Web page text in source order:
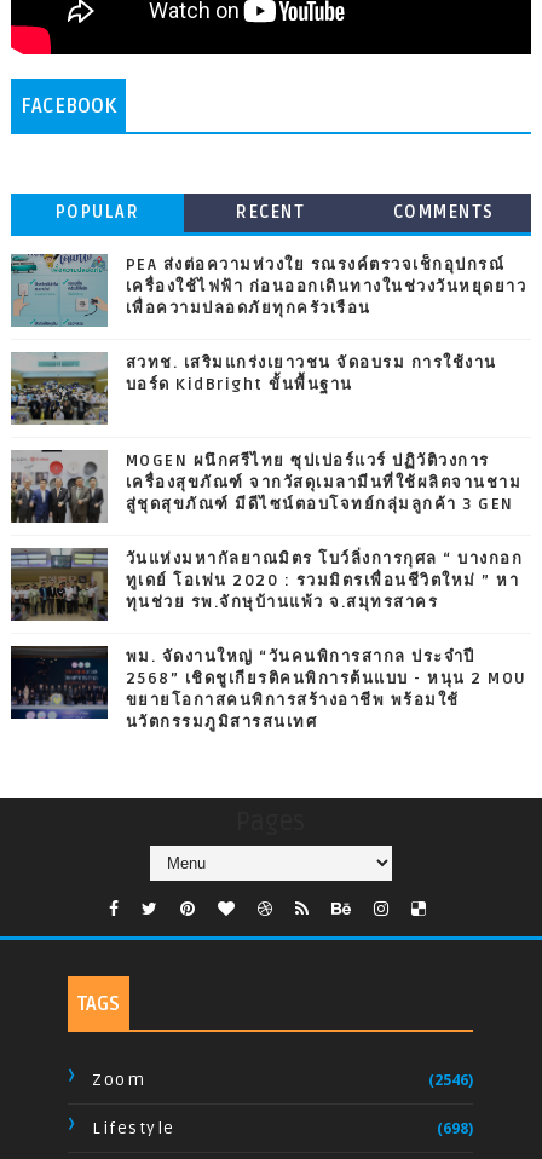
FACEBOOK
POPULAR RECENT COMMENTS
PEA ส่งต่อความห่วงใย รณรงค์ตรวจเช็กอุปกรณ์
เครื่องใช้ไฟฟ้า ก่อนออกเดินทางในช่วงวันหยุดยาว
เพื่อความปลอดภัยทุกครัวเรือน
สวทช. เสริมแกร่งเยาวชน จัดอบรม การใช้งาน
บอร์ด KidBright ขั้นพื้นฐาน
MOGEN ผนึกศรีไทย ซุปเปอร์แวร์ ปฏิวัติวงการ
เครื่องสุขภัณฑ์ จากวัสดุเมลามีนที่ใช้ผลิตจานชาม
สู่ชุดสุขภัณฑ์ มีดีไซน์ตอบโจทย์กลุ่มลูกค้า 3 GEN
วันแห่งมหากัลยาณมิตร โบว์ลิ่งการกุศล “ บางกอก
ทูเดย์ โอเพ่น 2020 : รวมมิตรเพื่อนชีวิตใหม่ ” หา
ทุนช่วย รพ.จักษุบ้านแพ้ว จ.สมุทรสาคร
พม. จัดงานใหญ่ “วันคนพิการสากล ประจำปี
2568” เชิดชูเกียรติคนพิการต้นแบบ - หนุน 2 MOU
ขยายโอกาสคนพิการสร้างอาชีพ พร้อมใช้
นวัตกรรมภูมิสารสนเทศ
TAGS
Zoom (2546)
Lifestyle (698)